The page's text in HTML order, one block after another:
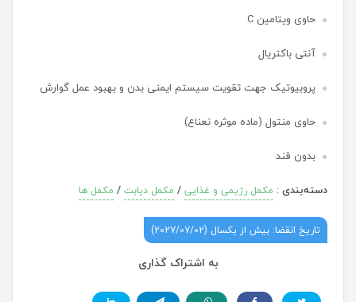
حاوی ویتامین C
آنتی باکتریال
پروبیوتیک جهت تقویت سیستم ایمنی بدن و بهبود عمل گوارش
حاوی منتول (ماده موثره نعناع)
بدون قند
دسته‌بندی: مکمل رژیمی و غذایی/ مکمل دیابت/ مکمل ها
تاریخ انقضا: بیش از یکسال (2027/07/02)
به اشتراک گذاری